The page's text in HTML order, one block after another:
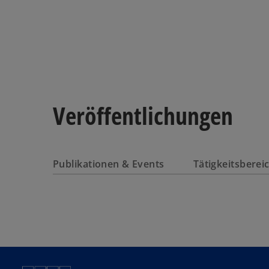
Veröffentlichungen
Publikationen & Events